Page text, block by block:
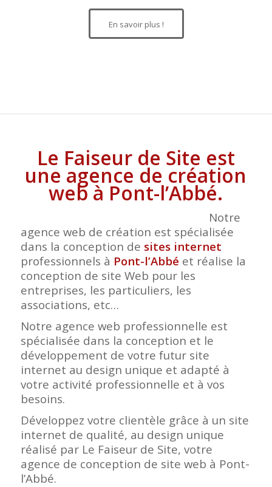
En savoir plus !
Le Faiseur de Site est
une agence de création
web à Pont-l’Abbé.
Notre
agence web de création est spécialisée
dans la conception de sites internet
professionnels à Pont-l’Abbé et réalise la
conception de site Web pour les
entreprises, les particuliers, les
associations, etc…
Notre agence web professionnelle est
spécialisée dans la conception et le
développement de votre futur site
internet au design unique et adapté à
votre activité professionnelle et à vos
besoins.
Développez votre clientèle grâce à un site
internet de qualité, au design unique
réalisé par Le Faiseur de Site, votre
agence de conception de site web à Pont-
l’Abbé.